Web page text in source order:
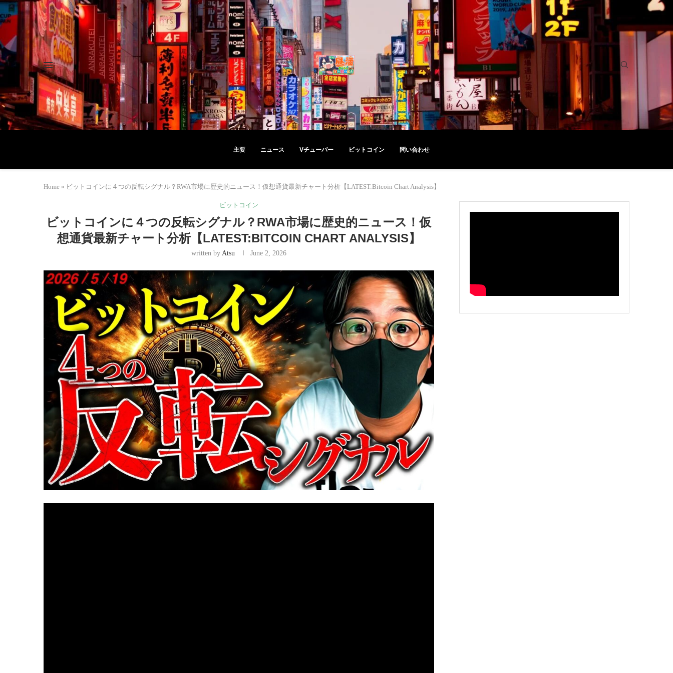
主要 ニュース Vチューバー ビットコイン 問い合わせ
Home » ビットコインに４つの反転シグナル？RWA市場に歴史的ニュース！仮想通貨最新チャート分析【LATEST:Bitcoin Chart Analysis】
ビットコイン
ビットコインに４つの反転シグナル？RWA市場に歴史的ニュース！仮
想通貨最新チャート分析【LATEST:BITCOIN CHART ANALYSIS】
written by Atsu June 2, 2026